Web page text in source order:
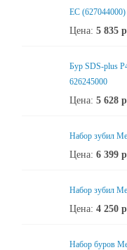
ЕС (627044000)
Цена: 5 835
Бур SDS-plus
626245000
Цена: 5 628
Набор зубил
Цена: 6 399
Набор зубил
Цена: 4 250
Набор буров